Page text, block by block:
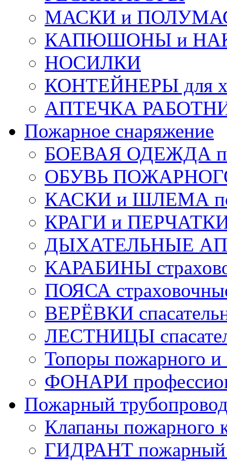
МАСКИ и
КАПЮШОНЫ и
НОСИЛКИ
КОНТЕЙНЕРЫ для
АПТЕЧКА
Пожарное снаряжение
БОЕВАЯ ОДЕЖДА
ОБУВЬ
КАСКИ и ШЛЕМА
КРАГИ и ПЕРЧАТКИ
ДЫХАТЕЛЬНЫЕ
КАРАБИНЫ
ПОЯСА
ВЕРЁВКИ
ЛЕСТНИЦЫ
Топоры пожарного и
ФОНАРИ
Пожарный
Клапаны пожарного
ГИДРАНТ пожарный